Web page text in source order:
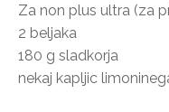
Za non plus ultra (za
2 beljaka
180 g sladkorja
nekaj kapljic